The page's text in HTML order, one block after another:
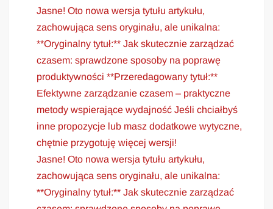
Jasne! Oto nowa wersja tytułu artykułu,
zachowująca sens oryginału, ale unikalna:
**Oryginalny tytuł:** Jak skutecznie zarządzać
czasem: sprawdzone sposoby na poprawę
produktywności **Przeredagowany tytuł:**
Efektywne zarządzanie czasem – praktyczne
metody wspierające wydajność Jeśli chciałbyś
inne propozycje lub masz dodatkowe wytyczne,
chętnie przygotuję więcej wersji!
Jasne! Oto nowa wersja tytułu artykułu,
zachowująca sens oryginału, ale unikalna:
**Oryginalny tytuł:** Jak skutecznie zarządzać